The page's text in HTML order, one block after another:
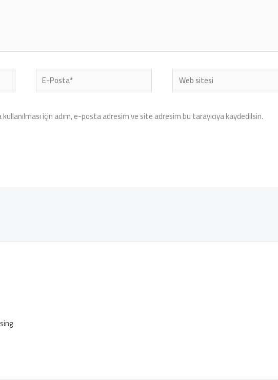
E-
Posta*
Web
sitesi
için adım, e-posta adresim ve site adresim bu tarayıcıya kaydedilsin.